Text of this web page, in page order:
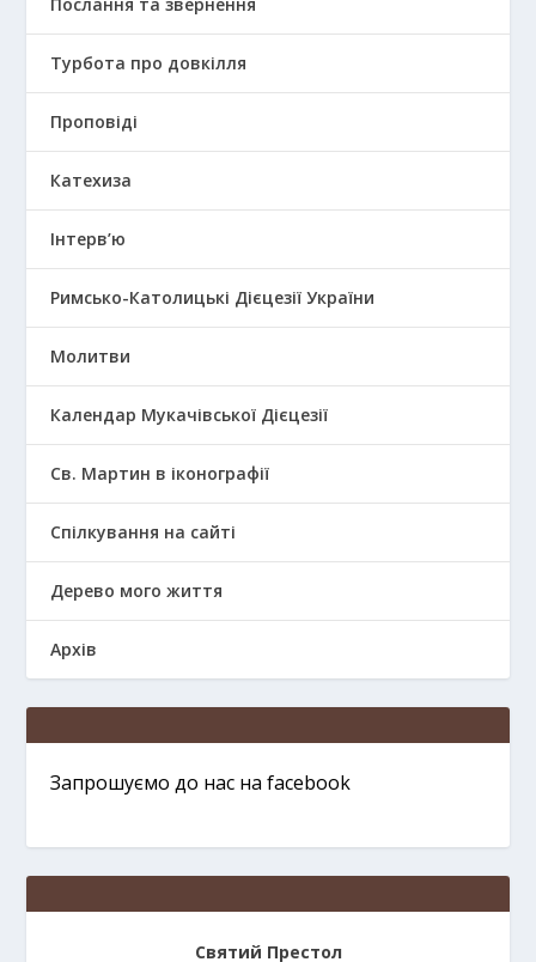
Турбота про довкілля
Проповіді
Катехиза
Інтерв’ю
Римсько-Католицькі Дієцезії України
Молитви
Календар Мукачівської Дієцезії
Св. Мартин в іконографії
Спілкування на сайті
Дерево мого життя
Архів
Запрошуємо до нас на facebook
Святий Престол